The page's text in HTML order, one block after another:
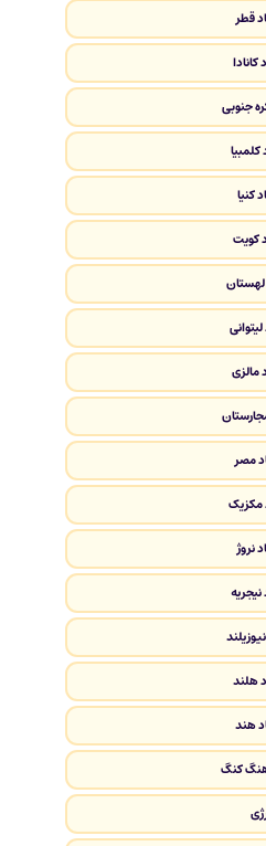
قطر
کانادا
جنوبی
کلمبیا
کنیا
کویت
لهستان
مالزی
مصر
مکزیک
نروژ
هلند
هند
کنگ